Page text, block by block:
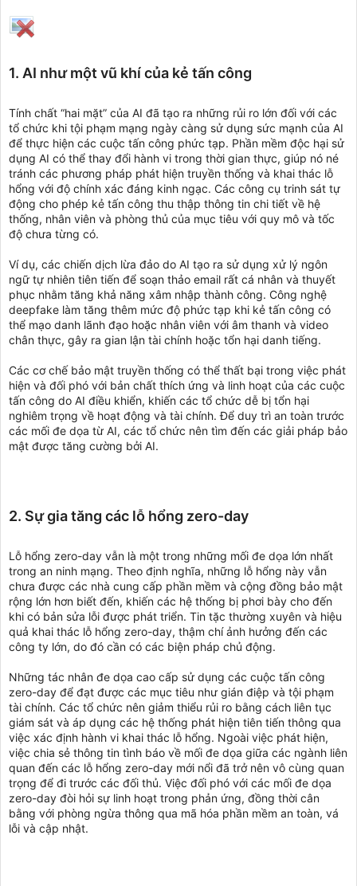
1. AI như một vũ khí của kẻ tấn công
Tính chất “hai mặt” của AI đã tạo ra những rủi ro lớn đối với các
tổ chức khi tội phạm mạng ngày càng sử dụng sức mạnh của AI
để thực hiện các cuộc tấn công phức tạp. Phần mềm độc hại sử
dụng AI có thể thay đổi hành vi trong thời gian thực, giúp nó né
tránh các phương pháp phát hiện truyền thống và khai thác lỗ
hổng với độ chính xác đáng kinh ngạc. Các công cụ trinh sát tự
động cho phép kẻ tấn công thu thập thông tin chi tiết về hệ
thống, nhân viên và phòng thủ của mục tiêu với quy mô và tốc
độ chưa từng có.
Ví dụ, các chiến dịch lừa đảo do AI tạo ra sử dụng xử lý ngôn
ngữ tự nhiên tiên tiến để soạn thảo email rất cá nhân và thuyết
phục nhằm tăng khả năng xâm nhập thành công. Công nghệ
deepfake làm tăng thêm mức độ phức tạp khi kẻ tấn công có
thể mạo danh lãnh đạo hoặc nhân viên với âm thanh và video
chân thực, gây ra gian lận tài chính hoặc tổn hại danh tiếng.
Các cơ chế bảo mật truyền thống có thể thất bại trong việc phát
hiện và đối phó với bản chất thích ứng và linh hoạt của các cuộc
tấn công do AI điều khiển, khiến các tổ chức dễ bị tổn hại
nghiêm trọng về hoạt động và tài chính. Để duy trì an toàn trước
các mối đe dọa từ AI, các tổ chức nên tìm đến các giải pháp bảo
mật được tăng cường bởi AI.
2. Sự gia tăng các lỗ hổng zero-day
Lỗ hổng zero-day vẫn là một trong những mối đe dọa lớn nhất
trong an ninh mạng. Theo định nghĩa, những lỗ hổng này vẫn
chưa được các nhà cung cấp phần mềm và cộng đồng bảo mật
rộng lớn hơn biết đến, khiến các hệ thống bị phơi bày cho đến
khi có bản sửa lỗi được phát triển. Tin tặc thường xuyên và hiệu
quả khai thác lỗ hổng zero-day, thậm chí ảnh hưởng đến các
công ty lớn, do đó cần có các biện pháp chủ động.
Những tác nhân đe dọa cao cấp sử dụng các cuộc tấn công
zero-day để đạt được các mục tiêu như gián điệp và tội phạm
tài chính. Các tổ chức nên giảm thiểu rủi ro bằng cách liên tục
giám sát và áp dụng các hệ thống phát hiện tiên tiến thông qua
việc xác định hành vi khai thác lỗ hổng. Ngoài việc phát hiện,
việc chia sẻ thông tin tình báo về mối đe dọa giữa các ngành liên
quan đến các lỗ hổng zero-day mới nổi đã trở nên vô cùng quan
trọng để đi trước các đối thủ. Việc đối phó với các mối đe dọa
zero-day đòi hỏi sự linh hoạt trong phản ứng, đồng thời cân
bằng với phòng ngừa thông qua mã hóa phần mềm an toàn, vá
lỗi và cập nhật.